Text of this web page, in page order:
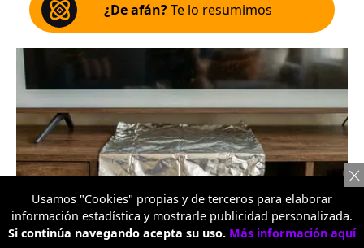
¿De afán?Te lo resumimos
Imagen de referencia / IA de Google
Escucha el artículo
Usamos "Cookies" propias y de terceros para elaborar
información estadística y mostrarle publicidad personalizada.
Si continúa navegando acepta su uso. Más información aquí